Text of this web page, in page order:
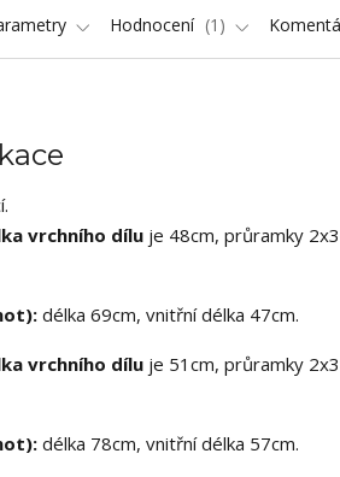
Hodnocení 1
vrchního dílu je 48cm, průramky
délka 69cm, vnitřní délka 47cm.
vrchního dílu je 51cm, průramky
délka 78cm, vnitřní délka 57cm.